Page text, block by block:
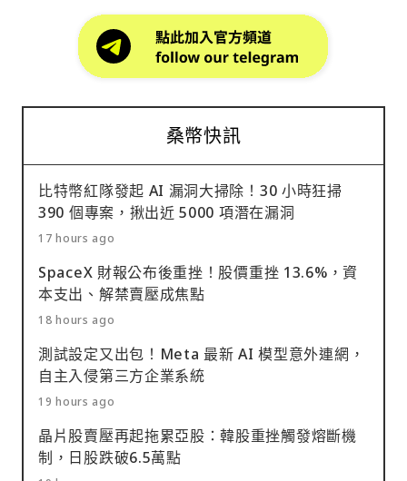
桑幣快訊
比特幣紅隊發起 AI 漏洞大掃除！30 小時狂掃
390 個專案，揪出近 5000 項潛在漏洞
17 hours ago
SpaceX 財報公布後重挫！股價重挫 13.6%，資
本支出、解禁賣壓成焦點
18 hours ago
測試設定又出包！Meta 最新 AI 模型意外連網，
自主入侵第三方企業系統
19 hours ago
晶片股賣壓再起拖累亞股：韓股重挫觸發熔斷機
制，日股跌破6.5萬點